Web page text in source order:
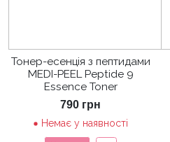
Тонер-есенція з пептидами
MEDI-PEEL Peptide 9
Essence Toner
790 грн
Немає у наявності